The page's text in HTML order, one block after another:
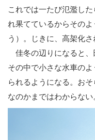
これでは一たび氾濫し
れ果てているからその
う）。じきに、高架化さ
佳冬の辺りになると、
その中で小さな水車の
られるようになる。お
なのかまではわからない